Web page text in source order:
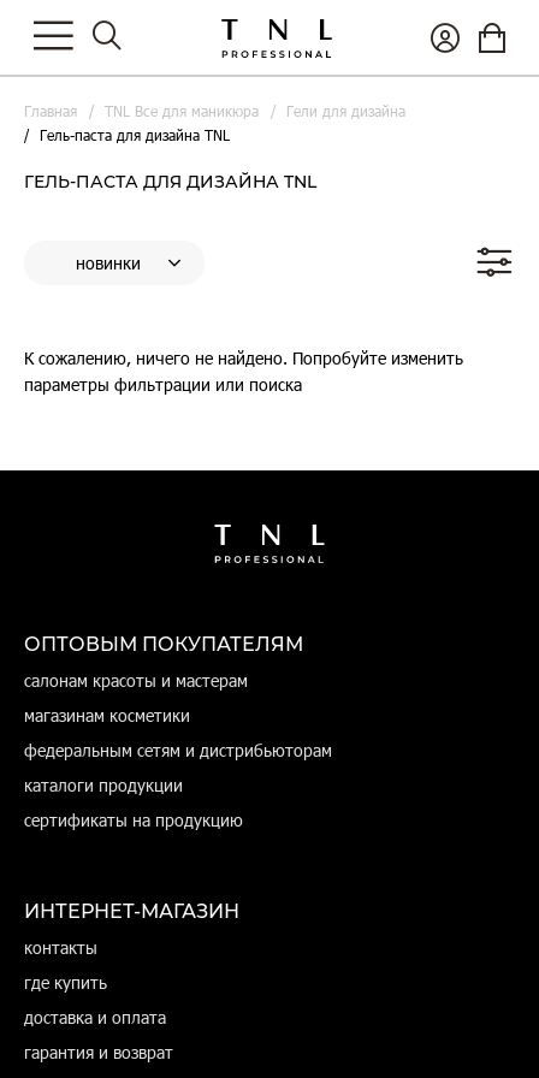
Главная TNL Все для маникюра
Гели для дизайна
Гель-паста для дизайна TNL
ГЕЛЬ-ПАСТА ДЛЯ ДИЗАЙНА TNL
К сожалению, ничего не найдено. Попробуйте изменить
параметры фильтрации или поиска
ОПТОВЫМ ПОКУПАТЕЛЯМ
салонам красоты и мастерам
магазинам косметики
федеральным сетям и дистрибьюторам
каталоги продукции
сертификаты на продукцию
ИНТЕРНЕТ-МАГАЗИН
контакты
где купить
доставка и оплата
гарантия и возврат